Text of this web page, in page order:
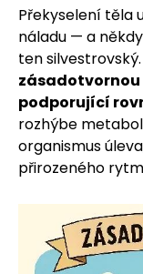
Překyselení těla
náladu — a
ten
podporující
rozhýbe
organismus
přirozeného